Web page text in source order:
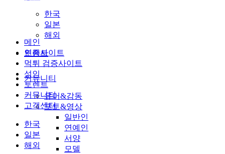
한국
일본
해외
토렌트
커뮤니티
유머&감동
포토&영상
일반인
연예인
서양
모델
메인
인증사이트
먹튀 검증사이트
성인
토렌트
커뮤니티
고객센터
한국
일본
해외